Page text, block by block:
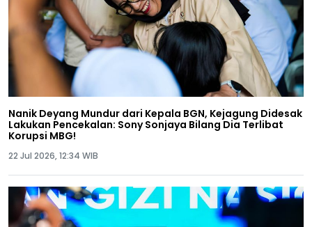
Nanik Deyang Mundur dari Kepala BGN, Kejagung Didesak
Lakukan Pencekalan: Sony Sonjaya Bilang Dia Terlibat
Korupsi MBG!
22 Jul 2026, 12:34 WIB